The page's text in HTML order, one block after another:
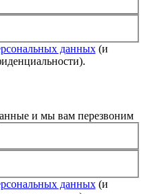
данных(и
и мы вам перезвоним
данных(и